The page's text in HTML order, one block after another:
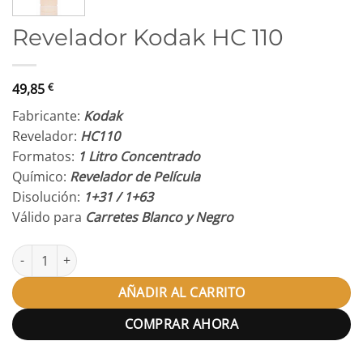
Revelador Kodak HC 110
49,85 €
Fabricante: Kodak
Revelador: HC110
Formatos: 1 Litro Concentrado
Químico: Revelador de Película
Disolución: 1+31 / 1+63
Válido para Carretes Blanco y Negro
Revelador Kodak HC 110 cantidad
AÑADIR AL CARRITO
COMPRAR AHORA